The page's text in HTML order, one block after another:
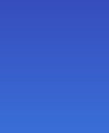
akce,